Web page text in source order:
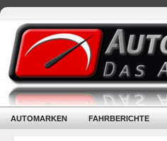
AUTOMARKEN FAHRBERICHTE